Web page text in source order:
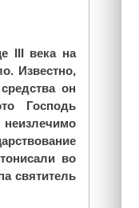
III века на
Известно,
он
Господь
во
святитель